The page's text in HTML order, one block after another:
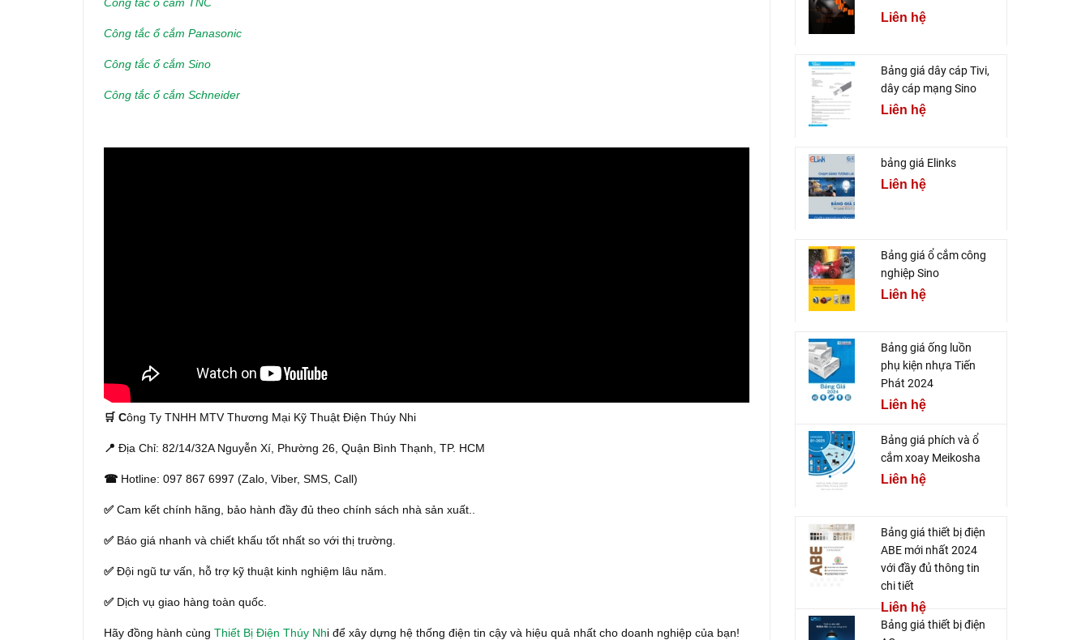
Công tắc ổ cắm Panasonic
Công tắc ổ cắm Sino
Công tắc ổ cắm Schneider
🛒 Công Ty TNHH MTV Thương Mại Kỹ Thuật Điện Thúy Nhi
📍 Địa Chỉ: 82/14/32A Nguyễn Xí, Phường 26, Quận Bình Thạnh, TP. HCM
☎ Hotline: 097 867 6997 (Zalo, Viber, SMS, Call)
✅ Cam kết chính hãng, bảo hành đầy đủ theo chính sách nhà sản xuất..
✅ Báo giá nhanh và chiết khấu tốt nhất so với thị trường.
✅ Đội ngũ tư vấn, hỗ trợ kỹ thuật kinh nghiệm lâu năm.
✅ Dịch vụ giao hàng toàn quốc.
Hãy đồng hành cùng Thiết Bị Điện Thúy Nhi để xây dựng hệ thống điện tin cậy và hiệu quả nhất cho doanh nghiệp của bạn!
Liên hệ
Bảng giá dây cáp Tivi,
dây cáp mạng Sino
Liên hệ
bảng giá Elinks
Liên hệ
Bảng giá ổ cắm công
nghiệp Sino
Liên hệ
Bảng giá ống luồn
phụ kiện nhựa Tiến
Phát 2024
Liên hệ
Bảng giá phích và ổ
cắm xoay Meikosha
Liên hệ
Bảng giá thiết bị điện
ABE mới nhất 2024
với đầy đủ thông tin
chi tiết
Liên hệ
Bảng giá thiết bị điện